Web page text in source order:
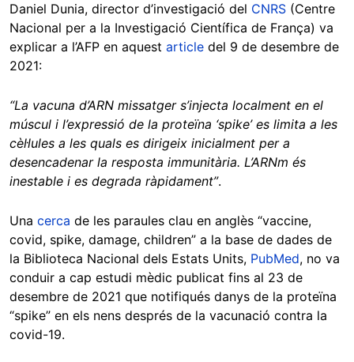
Daniel Dunia, director d’investigació del CNRS (Centre
Nacional per a la Investigació Científica de França) va
explicar a l’AFP en aquest article del 9 de desembre de
2021:
“La vacuna d’ARN missatger s’injecta localment en el
múscul i l’expressió de la proteïna ‘spike’ es limita a les
cèl·lules a les quals es dirigeix inicialment per a
desencadenar la resposta immunitària. L’ARNm és
inestable i es degrada ràpidament”.
Una cerca de les paraules clau en anglès “vaccine,
covid, spike, damage, children” a la base de dades de
la Biblioteca Nacional dels Estats Units, PubMed, no va
conduir a cap estudi mèdic publicat fins al 23 de
desembre de 2021 que notifiqués danys de la proteïna
“spike” en els nens després de la vacunació contra la
covid-19.